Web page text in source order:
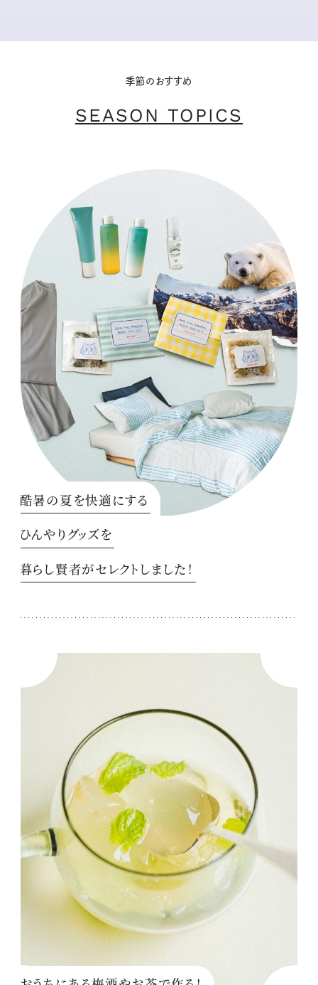
季節のおすすめ
SEASON TOPICS
酷暑の夏を快適にする
ひんやりグッズを
暮らし賢者がセレクトしました！